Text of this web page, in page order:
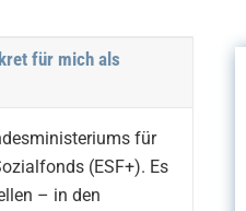
für mich als
für
(ESF+). Es
– in den